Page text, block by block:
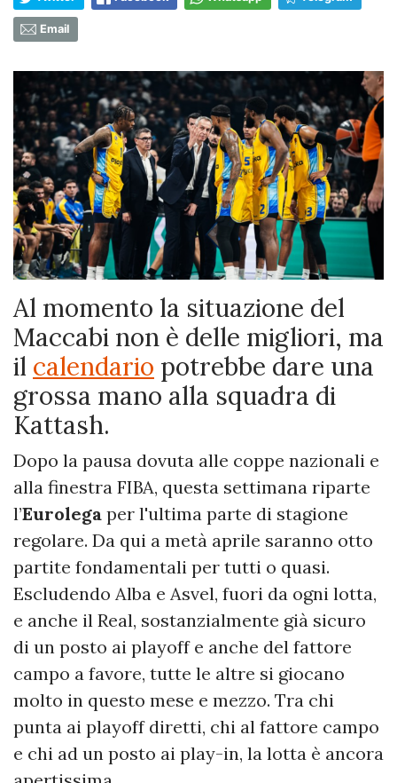
Email
Al momento la situazione del
Maccabi non è delle migliori, ma
il calendario potrebbe dare una
grossa mano alla squadra di
Kattash.
Dopo la pausa dovuta alle coppe nazionali e
alla finestra FIBA, questa settimana riparte
l’Eurolega per l'ultima parte di stagione
regolare. Da qui a metà aprile saranno otto
partite fondamentali per tutti o quasi.
Escludendo Alba e Asvel, fuori da ogni lotta,
e anche il Real, sostanzialmente già sicuro
di un posto ai playoff e anche del fattore
campo a favore, tutte le altre si giocano
molto in questo mese e mezzo. Tra chi
punta ai playoff diretti, chi al fattore campo
e chi ad un posto ai play-in, la lotta è ancora